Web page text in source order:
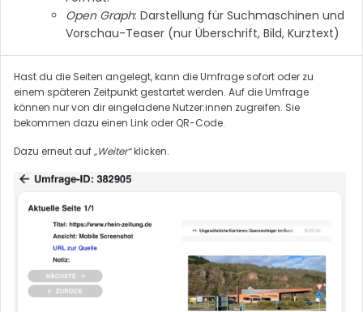
Open Graph: Darstellung für Suchmaschinen und
Vorschau-Teaser (nur Überschrift, Bild, Kurztext)
Hast du die Seiten angelegt, kann die Umfrage sofort oder zu
einem späteren Zeitpunkt gestartet werden. Auf die Umfrage
können nur von dir eingeladene Nutzer:innen zugreifen. Sie
bekommen dazu einen Link oder QR-Code.
Dazu erneut auf„Weiter“klicken.